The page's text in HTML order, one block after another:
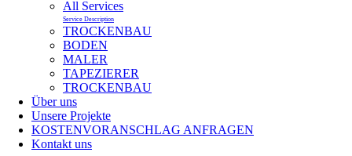
All Services
Service Description
TROCKENBAU
BODEN
MALER
TAPEZIERER
TROCKENBAU
Über uns
Unsere Projekte
KOSTENVORANSCHLAG ANFRAGEN
Kontakt uns